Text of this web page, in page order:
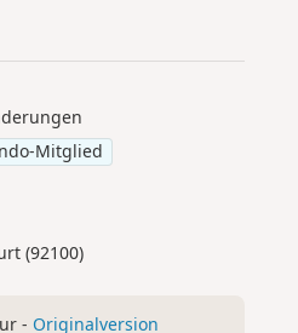
Mitglied
(92100)
- Originalversion